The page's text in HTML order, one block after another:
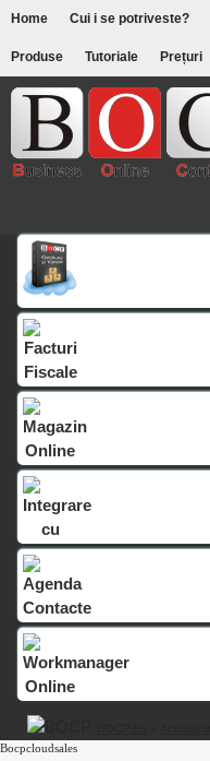
Home Cui i se potriveste?
Produse Tutoriale Prețuri
Bocpcloudsales